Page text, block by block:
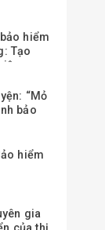
hiểm
Tạo
“Mỏ
bảo
hiểm
gia